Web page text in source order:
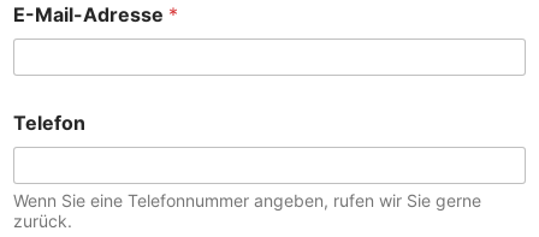
E-Mail-Adresse *
Telefon
Wenn Sie eine Telefonnummer angeben, rufen wir Sie gerne
zurück.